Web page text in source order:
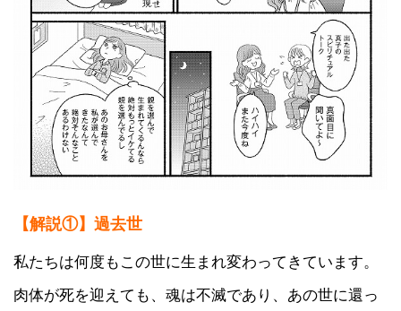
【解説①】過去世
私たちは何度もこの世に生まれ変わってきています。
肉体が死を迎えても、魂は不滅であり、あの世に還っ